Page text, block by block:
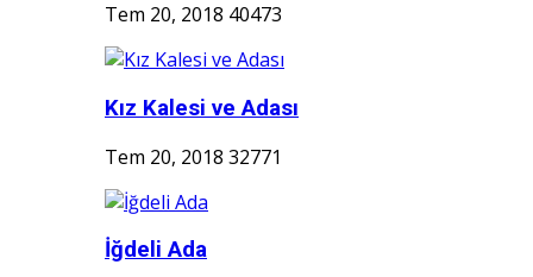
Tem 20, 2018 40473
Kız Kalesi ve Adası
Tem 20, 2018 32771
İğdeli Ada